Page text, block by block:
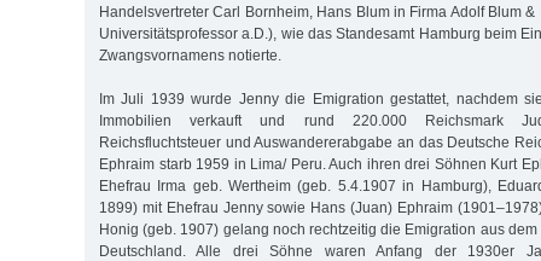
Handelsvertreter Carl Bornheim, Hans Blum in Firma Adolf Blum
Universitätsprofessor a.D.), wie das Standesamt Hamburg beim
Zwangsvornamens notierte.
Im Juli 1939 wurde Jenny die Emigration gestattet, nachdem
Immobilien verkauft und rund 220.000 Reichsmark
Reichsfluchtsteuer und Auswandererabgabe an das Deutsche
Ephraim starb 1959 in Lima/ Peru. Auch ihren drei Söhnen Kurt
Ehefrau Irma geb. Wertheim (geb. 5.4.1907 in Hamburg),
1899) mit Ehefrau Jenny sowie Hans (Juan) Ephraim
Honig (geb. 1907) gelang noch rechtzeitig die Emigration aus
Deutschland. Alle drei Söhne waren Anfang der 1930er